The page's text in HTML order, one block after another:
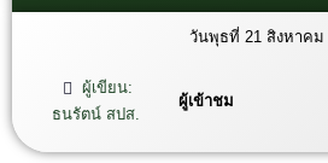
วันพุธที่ 21 สิงหาคม
ผู้เขียน:
ธนรัตน์ สปส.
ผู้เข้าชม